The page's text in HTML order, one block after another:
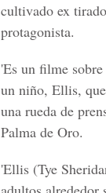
cultivado ex
protagonista.
'Es un filme
un niño, Ellis,
una rueda de
Palma de Oro.
'Ellis (Tye